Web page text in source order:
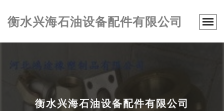
衡水兴海石油设备配件有限公司
衡水兴海石油设备配件有限公司